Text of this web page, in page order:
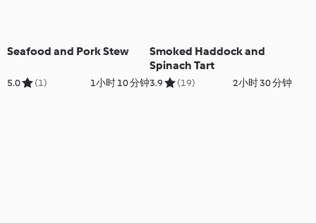
Seafood and Pork Stew
5.0 (1) 1小时 10 分钟
Smoked Haddock and
Spinach Tart
3.9 (19) 2小时 30 分钟